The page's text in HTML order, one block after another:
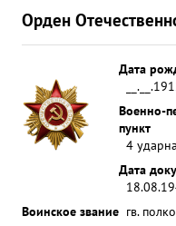
Орден
Дата
Военно-
пункт
4
Дата
Воинское звание гв.